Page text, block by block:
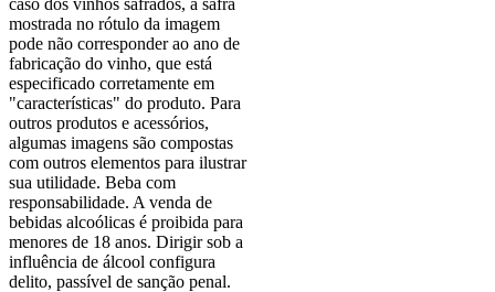
mostrada no rótulo da imagem
pode não corresponder ao ano de
fabricação do vinho, que está
especificado corretamente em
"características" do produto. Para
outros produtos e acessórios,
algumas imagens são compostas
com outros elementos para ilustrar
sua utilidade. Beba com
responsabilidade. A venda de
bebidas alcoólicas é proibida para
menores de 18 anos. Dirigir sob a
influência de álcool configura
delito, passível de sanção penal.